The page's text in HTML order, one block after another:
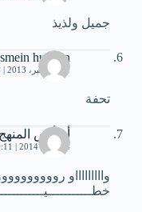
جميل ولذيذ
hussein
21 ديسمبر، 2013 | 3:22 م
تحفة
أم أنس
14 يناير، 2014 | 8:11 م
واااااااااو